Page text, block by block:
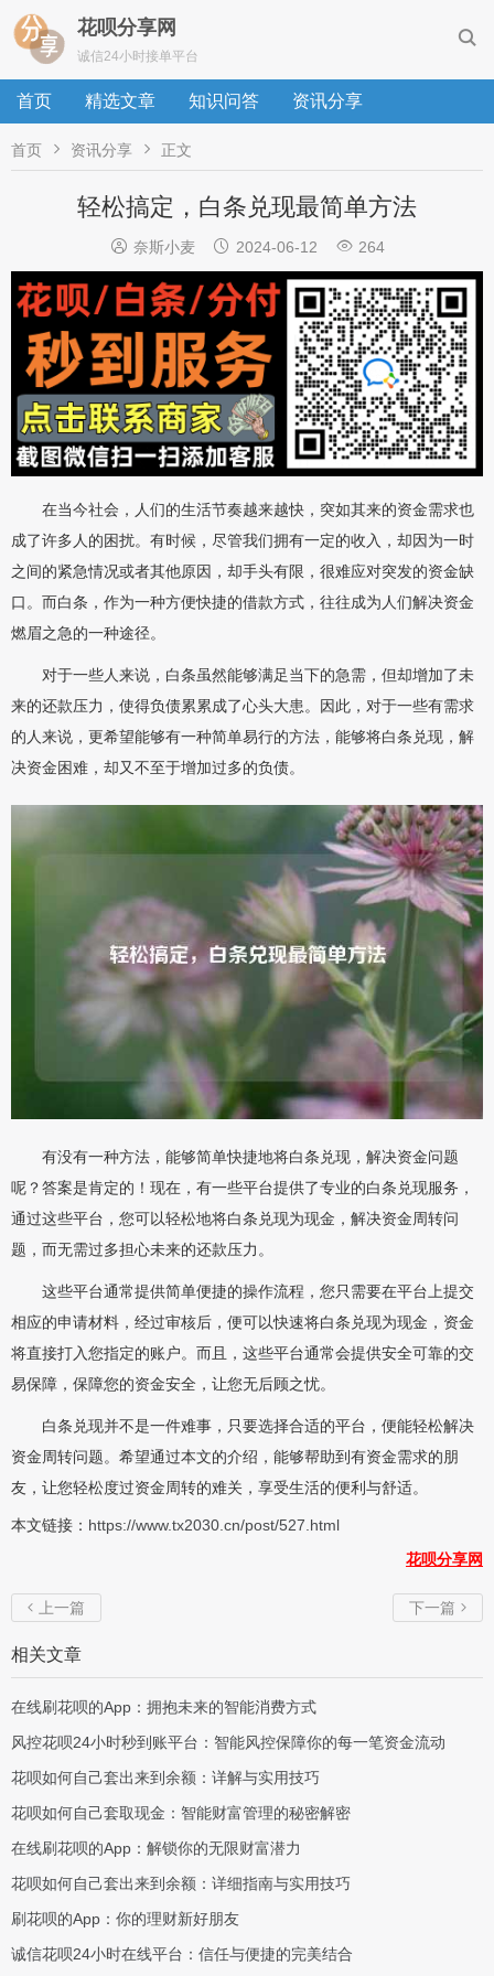

花呗分享网
诚信24小时接单平台
首页 精选文章 知识问答 资讯分享
首页  资讯分享  正文
轻松搞定，白条兑现最简单方法
 奈斯小麦  2024-06-12  264
在当今社会，人们的生活节奏越来越快，突如其来的资金需求也
成了许多人的困扰。有时候，尽管我们拥有一定的收入，却因为一时
之间的紧急情况或者其他原因，却手头有限，很难应对突发的资金缺
口。而白条，作为一种方便快捷的借款方式，往往成为人们解决资金
燃眉之急的一种途径。
对于一些人来说，白条虽然能够满足当下的急需，但却增加了未
来的还款压力，使得负债累累成了心头大患。因此，对于一些有需求
的人来说，更希望能够有一种简单易行的方法，能够将白条兑现，解
决资金困难，却又不至于增加过多的负债。
有没有一种方法，能够简单快捷地将白条兑现，解决资金问题
呢？答案是肯定的！现在，有一些平台提供了专业的白条兑现服务，
通过这些平台，您可以轻松地将白条兑现为现金，解决资金周转问
题，而无需过多担心未来的还款压力。
这些平台通常提供简单便捷的操作流程，您只需要在平台上提交
相应的申请材料，经过审核后，便可以快速将白条兑现为现金，资金
将直接打入您指定的账户。而且，这些平台通常会提供安全可靠的交
易保障，保障您的资金安全，让您无后顾之忧。
白条兑现并不是一件难事，只要选择合适的平台，便能轻松解决
资金周转问题。希望通过本文的介绍，能够帮助到有资金需求的朋
友，让您轻松度过资金周转的难关，享受生活的便利与舒适。
本文链接： https://www.tx2030.cn/post/527.html
花呗分享网
 上一篇 下一篇 
相关文章
在线刷花呗的App：拥抱未来的智能消费方式
风控花呗24小时秒到账平台：智能风控保障你的每一笔资金流动
花呗如何自己套出来到余额：详解与实用技巧
花呗如何自己套取现金：智能财富管理的秘密解密
在线刷花呗的App：解锁你的无限财富潜力
花呗如何自己套出来到余额：详细指南与实用技巧
刷花呗的App：你的理财新好朋友
诚信花呗24小时在线平台：信任与便捷的完美结合